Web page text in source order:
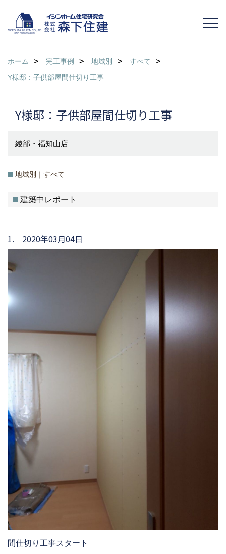
ホーム 完工事例 地域別
すべて
Y様邸：子供部屋間仕切り工事
Y様邸：子供部屋間仕切り工事
綾部・福知山店
地域別｜すべて
建築中レポート
1. 2020年03月04日
間仕切り工事スタート